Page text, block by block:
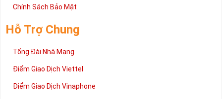
Chính Sách Bảo Mật
Hỗ Trợ Chung
Tổng Đài Nhà Mạng
Điểm Giao Dịch Viettel
Điểm Giao Dịch Vinaphone